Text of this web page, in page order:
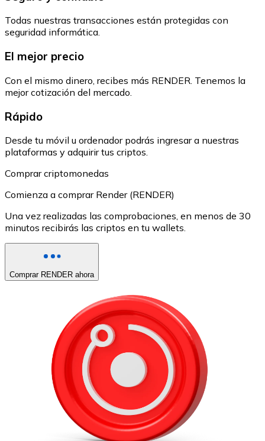
Todas nuestras transacciones están protegidas con
seguridad informática.
El mejor precio
Con el mismo dinero, recibes más RENDER. Tenemos la
mejor cotización del mercado.
Rápido
Desde tu móvil u ordenador podrás ingresar a nuestras
plataformas y adquirir tus criptos.
Comprar criptomonedas
Comienza a comprar Render (RENDER)
Una vez realizadas las comprobaciones, en menos de 30
minutos recibirás las criptos en tu wallets.
Comprar RENDER ahora